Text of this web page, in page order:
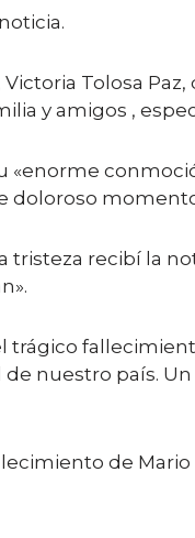
Tolosa
y amigos ,
«enorme
doloroso
tristeza recibí la
nuestro país. Un
de